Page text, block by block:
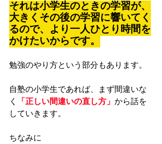
それは小学生のときの学習が、
大きくその後の学習に響いてく
るので、より一人ひとり時間を
かけたいからです。
勉強のやり方という部分もあります。
自塾の小学生であれば、まず間違いな
く
「正しい間違いの直し方」 から話を
していきます。
ちなみに